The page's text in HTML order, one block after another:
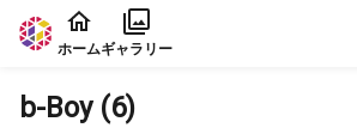
本文に飛ぶ
ホームギャラリー
b-Boy (6)